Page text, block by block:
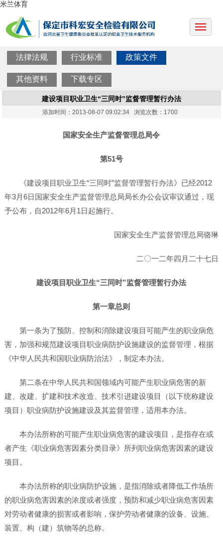
米兰体育
法律法规 行业标准 政策文件
其他资料 下载专区
建设项目职业卫生“三同时”监督管理暂行办法
添加时间：2013-08-07 09:02:34 浏览次数：1700
国家安全生产监督管理总局令
第51号
《建设项目职业卫生“三同时”监督管理暂行办法》已经2012
年3月6日国家安全生产监督管理总局局长办公会议审议通过，现
予公布，自2012年6月1日起施行。
国家安全生产监督管理总局骆琳
二〇一二年四月二十七日
建设项目职业卫生“三同时”监督管理暂行办法
第一章总则
第一条为了预防、控制和消除建设项目可能产生的职业病危
害，加强和规范建设项目职业病防护设施建设的监督管理，根据
《中华人民共和国职业病防治法》，制定本办法。
第二条在中华人民共和国领域内可能产生职业病危害的新
建、改建、扩建和技术改造、技术引进建设项目（以下统称建设
项目）职业病防护设施建设及其监督管理，适用本办法。
本办法所称的可能产生职业病危害的建设项目，是指存在或
者产生《职业病危害因素分类目录》所列职业病危害因素的建设
项目。
本办法所称的职业病防护设施，是指消除或者降低工作场所
的职业病危害因素的浓度或者强度，预防和减少职业病危害因素
对劳动者健康的损害或者影响，保护劳动者健康的设备、设施、
装置、构（建）筑物等的总称。